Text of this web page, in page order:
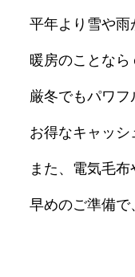
平年より雪や雨
暖房のことなら
厳冬でもパワフ
お得なキャッシ
また、電気毛
早めのご準備で